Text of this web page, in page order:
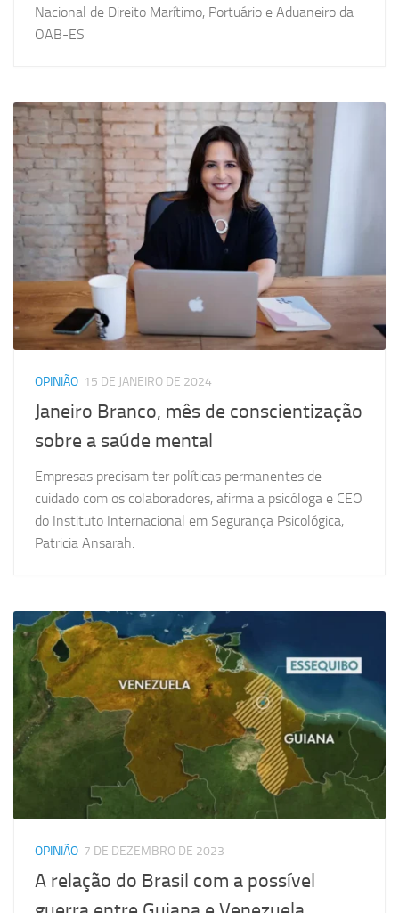
Nacional de Direito Marítimo, Portuário e Aduaneiro da
OAB-ES
OPINIÃO 15 DE JANEIRO DE 2024
Janeiro Branco, mês de conscientização
sobre a saúde mental
Empresas precisam ter políticas permanentes de
cuidado com os colaboradores, afirma a psicóloga e CEO
do Instituto Internacional em Segurança Psicológica,
Patricia Ansarah.
OPINIÃO 7 DE DEZEMBRO DE 2023
A relação do Brasil com a possível